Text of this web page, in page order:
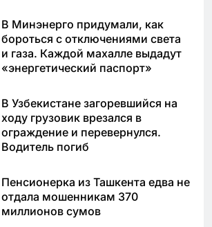
В Минэнерго придумали, как
бороться с отключениями света
и газа. Каждой махалле выдадут
«энергетический паспорт»
В Узбекистане загоревшийся на
ходу грузовик врезался в
ограждение и перевернулся.
Водитель погиб
Пенсионерка из Ташкента едва не
отдала мошенникам 370
миллионов сумов